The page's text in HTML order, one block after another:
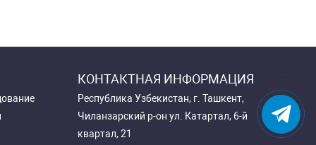
КОНТАКТНАЯ ИНФОРМАЦИЯ
Республика Узбекистан, г. Ташкент,
Чиланзарский р-он ул. Катартал, 6-й
квартал, 21